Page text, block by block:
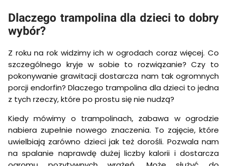
Dlaczego trampolina dla dzieci to dobry
wybór?
Z roku na rok widzimy ich w ogrodach coraz więcej. Co
szczególnego kryje w sobie to rozwiązanie? Czy to
pokonywanie grawitacji dostarcza nam tak ogromnych
porcji endorfin? Dlaczego trampolina dla dzieci to jedna
z tych rzeczy, które po prostu się nie nudzą?
Kiedy mówimy o trampolinach, zabawa w ogrodzie
nabiera zupełnie nowego znaczenia. To zajęcie, które
uwielbiają zarówno dzieci jak też dorośli. Pozwala nam
na spalanie naprawdę dużej liczby kalorii i dostarcza